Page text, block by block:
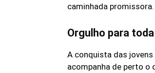
caminhada promissora.
Orgulho para
A conquista das
acompanha de perto o